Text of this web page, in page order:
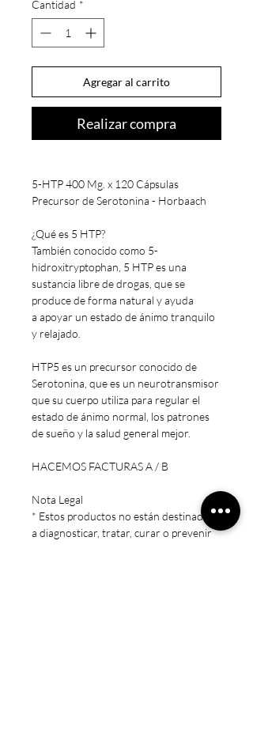
Cantidad *
Agregar al carrito
Realizar compra
5-HTP 400 Mg. x 120 Cápsulas
Precursor de Serotonina - Horbaach
¿Qué es 5 HTP?
También conocido como 5-
hidroxitryptophan, 5 HTP es una
sustancia libre de drogas, que se
produce de forma natural y ayuda
a apoyar un estado de ánimo tranquilo
y relajado.
HTP5 es un precursor conocido de
Serotonina, que es un neurotransmisor
que su cuerpo utiliza para regular el
estado de ánimo normal, los patrones
de sueño y la salud general mejor.
HACEMOS FACTURAS A / B
Nota Legal
* Estos productos no están destinados
a diagnosticar, tratar, curar o prevenir